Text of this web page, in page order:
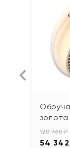
120 760 ₽
54